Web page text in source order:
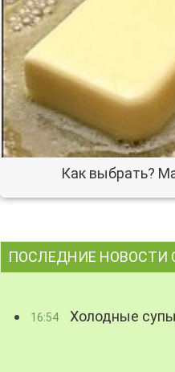
Как выбрать?
ПОСЛЕДНИЕ НОВОСТИ
16:54 Холодные